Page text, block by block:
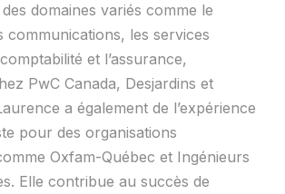
domaines variés comme le
communications, les services
et l’assurance,
PwC Canada, Desjardins et
a également de l’expérience
pour des organisations
Oxfam-Québec et Ingénieurs
Elle contribue au succès de